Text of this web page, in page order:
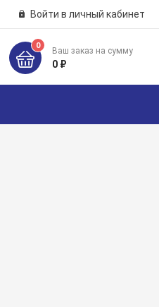
Войти в личный кабинет
0
Ваш заказ на сумму
0 ₽